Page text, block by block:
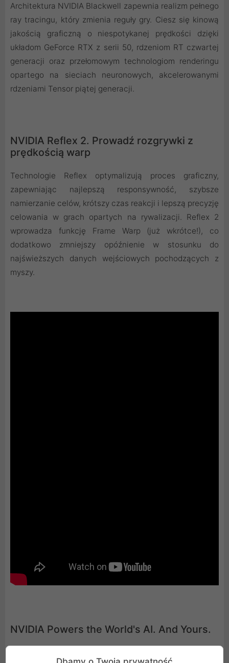
Architektura NVIDIA Blackwell zapewnia realizm pełnego
ray tracingu, który zmienia reguły gry. Ciesz się kinową
jakością graficzną o niespotykanej prędkości dzięki
układom GeForce RTX z serii 50, rdzeniom RT czwartej
generacji oraz przełomowym technologiom renderingu
opartego na sieciach neuronowych, akcelerowanymi
rdzeniami Tensor piątej generacji.
NVIDIA Reflex 2. Prowadź rozgrywki z
prędkością warp
Technologie Reflex optymalizują proces graficzny,
zapewniając najlepszą responsywność, szybsze
namierzanie celów, krótszy czas reakcji i lepszą precyzję
celowania w grach opartych na rywalizacji. Reflex 2
wprowadza funkcję Frame Warp (już wkrótce!), co
dodatkowo zmniejszy opóźnienie w stosunku do
najświeższych danych wejściowych pochodzących z
myszy.
NVIDIA Powers the World's AI. And Yours.